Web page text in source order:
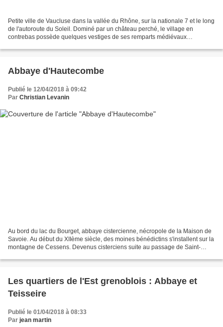
Petite ville de Vaucluse dans la vallée du Rhône, sur la nationale 7 et le long
de l'autoroute du Soleil. Dominé par un château perché, le village en
contrebas possède quelques vestiges de ses remparts médiévaux
Abbaye d'Hautecombe
Publié le 12/04/2018 à 09:42
Par Christian Levanin
Au bord du lac du Bourget, abbaye cistercienne, nécropole de la Maison de
Savoie. Au début du XIIème siècle, des moines bénédictins s'installent sur la
montagne de Cessens. Devenus cisterciens suite au passage de Saint-
Les quartiers de l'Est grenoblois : Abbaye et
Teisseire
Publié le 01/04/2018 à 08:33
Par jean martin